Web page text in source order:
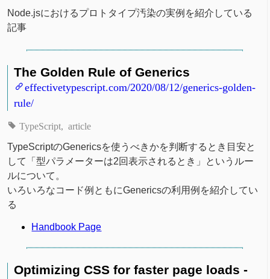
Node.jsにおけるプロトタイプ汚染の実例を紹介している
記事
The Golden Rule of Generics
effectivetypescript.com/2020/08/12/generics-golden-
rule/
TypeScript article
TypeScriptのGenericsを使うべきかを判断するとき目安と
して「型パラメーターは2回表示されるとき」というルー
ルについて。
いろいろなコード例ともにGenericsの利用例を紹介してい
る
Handbook Page
Optimizing CSS for faster page loads -